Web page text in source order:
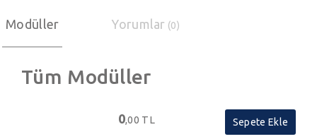
Modüller Yorumlar (0)
Tüm Modüller
0,00 TL Sepete Ekle